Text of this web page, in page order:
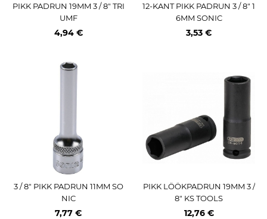
PIKK PADRUN 19MM 3 / 8" TRI
UMF
4,94 €
12-KANT PIKK PADRUN 3 / 8" 1
6MM SONIC
3,53 €
3 / 8" PIKK PADRUN 11MM SO
NIC
7,77 €
PIKK LÖÖKPADRUN 19MM 3 /
8" KS TOOLS
12,76 €